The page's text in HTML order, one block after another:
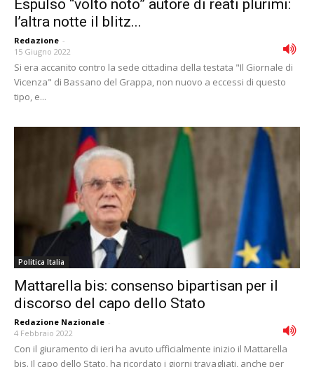
Espulso “volto noto” autore di reati plurimi:
l’altra notte il blitz...
Redazione -
15 Giugno 2022
Si era accanito contro la sede cittadina della testata "Il Giornale di
Vicenza" di Bassano del Grappa, non nuovo a eccessi di questo
tipo, e...
Politica Italia
Mattarella bis: consenso bipartisan per il
discorso del capo dello Stato
Redazione Nazionale -
4 Febbraio 2022
Con il giuramento di ieri ha avuto ufficialmente inizio il Mattarella
bis. Il capo dello Stato, ha ricordato i giorni travagliati, anche per